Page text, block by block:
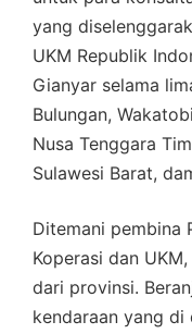
yang
UKM Republik
Gianyar selama
Bulungan,
Nusa Tenggara
Sulawesi Barat,
Ditemani pembina
Koperasi dan
dari provinsi.
kendaraan yang di